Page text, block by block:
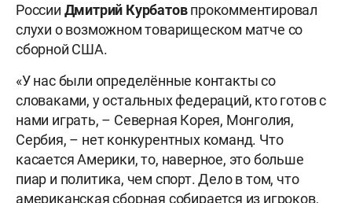
России Дмитрий Курбатовпрокомментировал
слухи о возможном товарищеском матче со
сборной США.
«У нас были определённые контакты со
словаками, у остальных федераций, кто готов с
нами играть, – Северная Корея, Монголия,
Сербия, – нет конкурентных команд. Что
касается Америки, то, наверное, это больше
пиар и политика, чем спорт. Дело в том, что
американская сборная собирается из игроков,